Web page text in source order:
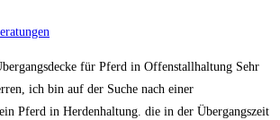
für Pferd in Offenstallhaltung Sehr
ich bin auf der Suche nach einer
Pferd in Herdenhaltung. die in der Übergangszeit